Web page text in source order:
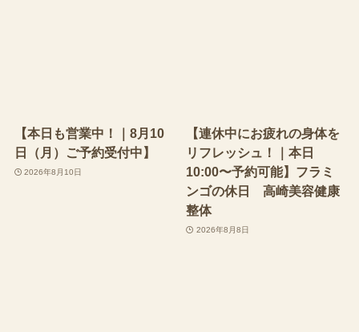
【本日も営業中！｜8月10
日（月）ご予約受付中】
2026年8月10日
【連休中にお疲れの身体を
リフレッシュ！｜本日
10:00〜予約可能】フラミ
ンゴの休日 高崎美容健康
整体
2026年8月8日